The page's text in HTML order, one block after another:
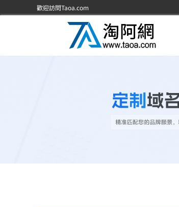
歡迎訪問Taoa.com